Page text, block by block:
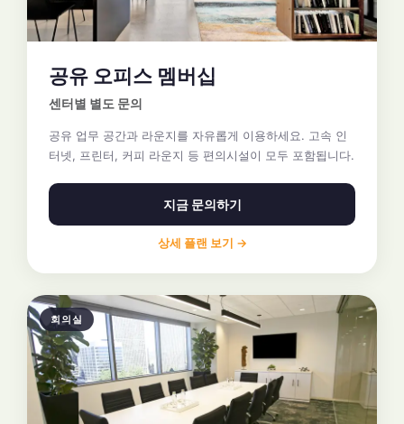
공유 오피스 멤버십
센터별 별도 문의
공유 업무 공간과 라운지를 자유롭게 이용하세요. 고속 인
터넷, 프린터, 커피 라운지 등 편의시설이 모두 포함됩니다.
지금 문의하기
상세 플랜 보기 →
회의실